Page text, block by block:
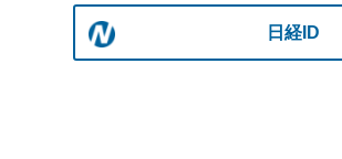
日経ID